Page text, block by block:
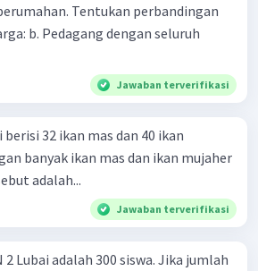
perbandingan
seluruh
Jawaban terverifikasi
32 ikan mas dan 40 ikan
banyak ikan mas dan ikan mujaher
adalah...
Jawaban terverifikasi
Lubai adalah 300 siswa. Jika jumlah